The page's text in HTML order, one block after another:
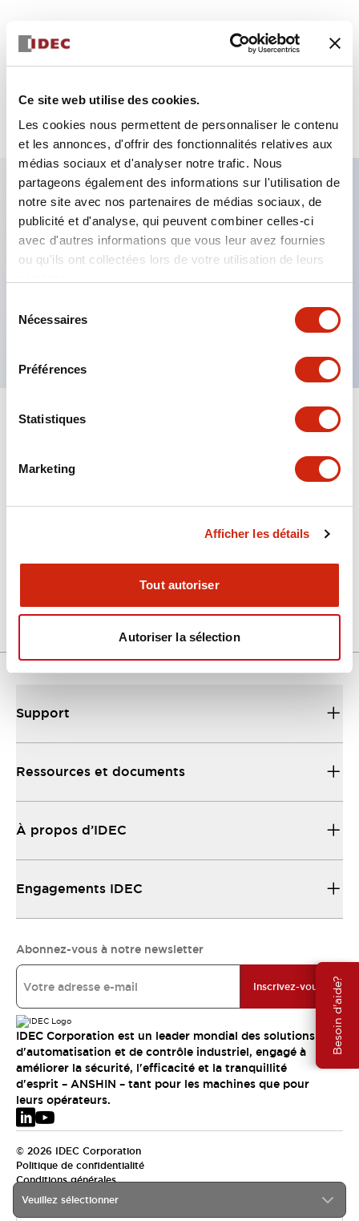
Ce site web utilise des cookies.
Les cookies nous permettent de personnaliser le contenu
et les annonces, d'offrir des fonctionnalités relatives aux
médias sociaux et d'analyser notre trafic. Nous
partageons également des informations sur l'utilisation de
notre site avec nos partenaires de médias sociaux, de
publicité et d'analyse, qui peuvent combiner celles-ci
avec d'autres informations que vous leur avez fournies
ou qu'ils ont collectées lors de votre utilisation de leurs
Nécessaires
Préférences
Statistiques
Marketing
Afficher les détails
Tout autoriser
Autoriser la sélection
Besoin d'aide?
Sélectionner la quantité
Caractéristiques clés
Fixation par regroupement possible
Le commutateur sélecteur avec clé adopte une
structure à goupille à cylindre haute sécurité
La structure de protection est IP65 (IEC60529)
Veuillez sélectionner
Support
Ressources et documents
À propos d’IDEC
Engagements IDEC
Abonnez-vous à notre newsletter
Inscrivez-vous
IDEC Corporation est un leader mondial des solutions
d'automatisation et de contrôle industriel, engagé à
améliorer la sécurité, l'efficacité et la tranquillité
d'esprit – ANSHIN – tant pour les machines que pour
leurs opérateurs.
© 2026 IDEC Corporation
Politique de confidentialité
Conditions générales
EMEA